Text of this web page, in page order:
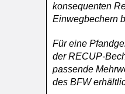
konsequenten
Einwegbechern
Für eine
der RECUP-
passende
des BFW